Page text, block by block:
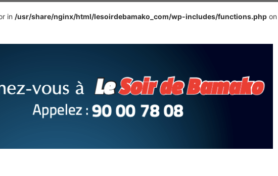
in /usr/share/nginx/html/lesoirdebamako_com/wp-includes/functions.php on